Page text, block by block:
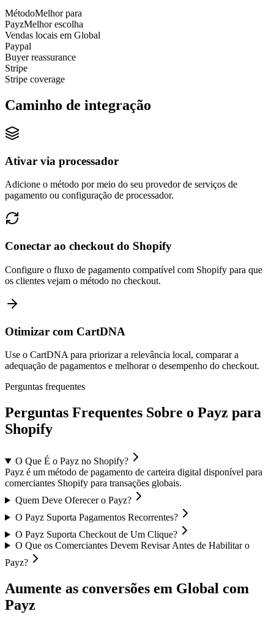
MétodoMelhor para
PayzMelhor escolha
Vendas locais em Global
Paypal
Buyer reassurance
Stripe
Stripe coverage
Caminho de integração
Ativar via processador
Adicione o método por meio do seu provedor de serviços de
pagamento ou configuração de processador.
Conectar ao checkout do Shopify
Configure o fluxo de pagamento compatível com Shopify para que
os clientes vejam o método no checkout.
Otimizar com CartDNA
Use o CartDNA para priorizar a relevância local, comparar a
adequação de pagamentos e melhorar o desempenho do checkout.
Perguntas frequentes
Perguntas Frequentes Sobre o Payz para
Shopify
O Que É o Payz no Shopify?
Payz é um método de pagamento de carteira digital disponível para
comerciantes Shopify para transações globais.
Quem Deve Oferecer o Payz?
O Payz Suporta Pagamentos Recorrentes?
O Payz Suporta Checkout de Um Clique?
O Que os Comerciantes Devem Revisar Antes de Habilitar o
Payz?
Aumente as conversões em Global com
Payz